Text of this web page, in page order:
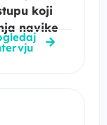
koji
navike